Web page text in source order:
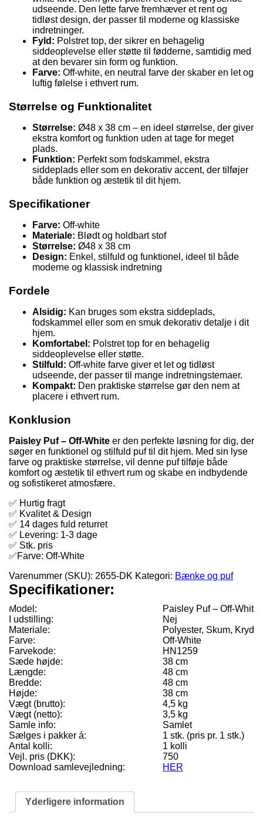
udseende. Den lette farve fremhæver et rent og
tidløst design, der passer til moderne og klassiske
indretninger.
Fyld: Polstret top, der sikrer en behagelig
siddeoplevelse eller støtte til fødderne, samtidig med
at den bevarer sin form og funktion.
Farve: Off-white, en neutral farve der skaber en let og
luftig følelse i ethvert rum.
Størrelse og Funktionalitet
Størrelse: Ø48 x 38 cm – en ideel størrelse, der giver
ekstra komfort og funktion uden at tage for meget
plads.
Funktion: Perfekt som fodskammel, ekstra
siddeplads eller som en dekorativ accent, der tilføjer
både funktion og æstetik til dit hjem.
Specifikationer
Farve: Off-white
Materiale: Blødt og holdbart stof
Størrelse: Ø48 x 38 cm
Design: Enkel, stilfuld og funktionel, ideel til både
moderne og klassisk indretning
Fordele
Alsidig: Kan bruges som ekstra siddeplads,
fodskammel eller som en smuk dekorativ detalje i dit
hjem.
Komfortabel: Polstret top for en behagelig
siddeoplevelse eller støtte.
Stilfuld: Off-white farve giver et let og tidløst
udseende, der passer til mange indretningstemaer.
Kompakt: Den praktiske størrelse gør den nem at
placere i ethvert rum.
Konklusion
Paisley Puf – Off-White er den perfekte løsning for dig, der
søger en funktionel og stilfuld puf til dit hjem. Med sin lyse
farve og praktiske størrelse, vil denne puf tilføje både
komfort og æstetik til ethvert rum og skabe en indbydende
og sofistikeret atmosfære.
✅ Hurtig fragt
✅ Kvalitet & Design
✅ 14 dages fuld returret
✅ Levering: 1-3 dage
✅ Stk. pris
✅Farve: Off-White
Varenummer (SKU): 2655-DK Kategori: Bænke og puf
Specifikationer:
Model:
Paisley Puf – Off-White
I udstilling:
Nej
Materiale:
Polyester, Skum,
Farve:
Off-White
Farvekode:
HN1259
Sæde højde:
38 cm
Længde:
48 cm
Bredde:
48 cm
Højde:
38 cm
Vægt (brutto):
4,5 kg
Vægt (netto):
3,5 kg
Samle info:
Samlet
Sælges i pakker á:
1 stk. (pris pr. 1 stk.)
Antal kolli:
1 kolli
Vejl. pris (DKK):
750
Download samlevejledning:
HER
Yderligere information